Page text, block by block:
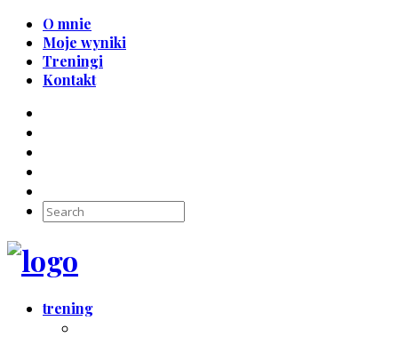
O mnie
Moje wyniki
Treningi
Kontakt
trening